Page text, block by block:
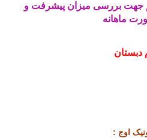
جهت بررسی میزان پیشرفت و
ماهانه
اوج :